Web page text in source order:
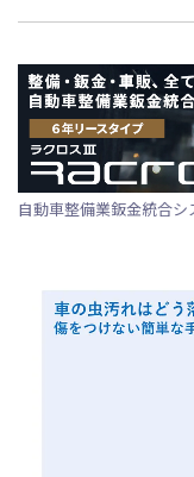
自動車整備業鈑金統合